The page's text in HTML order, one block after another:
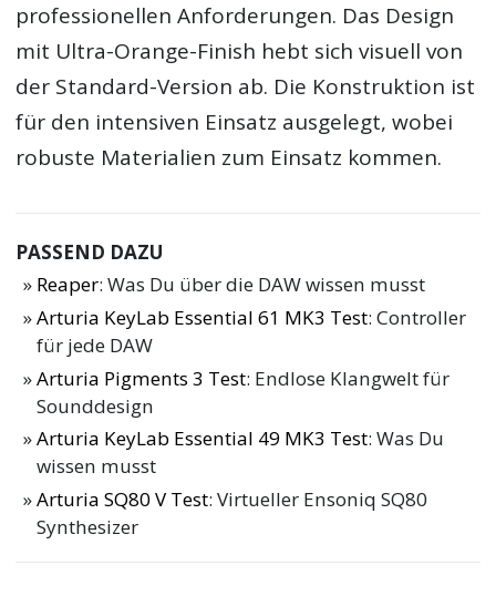
professionellen Anforderungen. Das Design
mit Ultra-Orange-Finish hebt sich visuell von
der Standard-Version ab. Die Konstruktion ist
für den intensiven Einsatz ausgelegt, wobei
robuste Materialien zum Einsatz kommen.
PASSEND DAZU
Reaper: Was Du über die DAW wissen musst
Arturia KeyLab Essential 61 MK3 Test: Controller
für jede DAW
Arturia Pigments 3 Test: Endlose Klangwelt für
Sounddesign
Arturia KeyLab Essential 49 MK3 Test: Was Du
wissen musst
Arturia SQ80 V Test: Virtueller Ensoniq SQ80
Synthesizer